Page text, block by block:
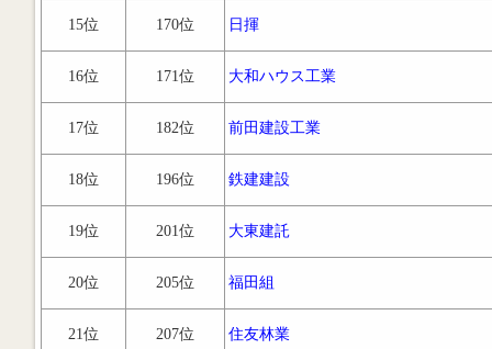
15位 170位 日揮
16位 171位 大和ハウス工業
17位 182位 前田建設工業
18位 196位 鉄建建設
19位 201位 大東建託
20位 205位 福田組
21位 207位 住友林業